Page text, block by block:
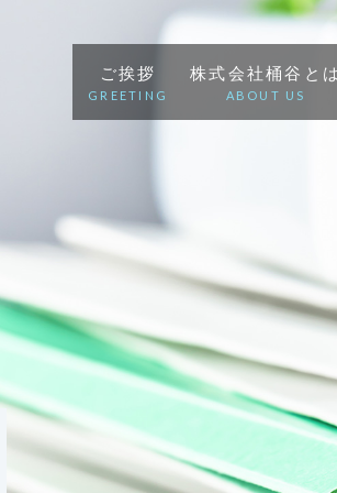
ご挨拶
GREETING
株式会社桶谷とは
ABOUT US